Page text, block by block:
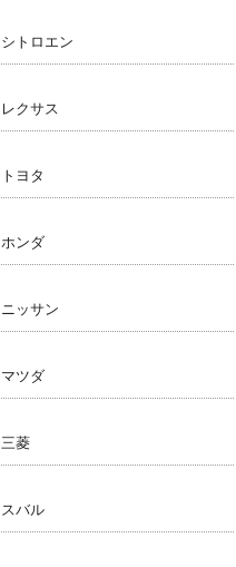
シトロエン
レクサス
トヨタ
ホンダ
ニッサン
マツダ
三菱
スバル